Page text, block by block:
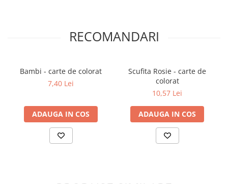
RECOMANDARI
Bambi - carte de colorat
7,40 Lei
ADAUGA IN COS
Scufita Rosie - carte de
colorat
10,57 Lei
ADAUGA IN COS